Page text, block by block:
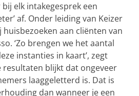
elk intakegesprek een
af. Onder leiding van Keizer
aan cliënten van
‘Zo brengen we het aantal
instanties in kaart’, zegt
resultaten blijkt dat ongeveer
laaggeletterd is. Dat is
dan wanneer je een